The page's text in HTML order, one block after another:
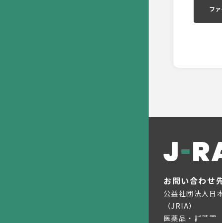
フ
お問い合わせ
公益社団法人日
（JRIA）
医薬品・試薬課